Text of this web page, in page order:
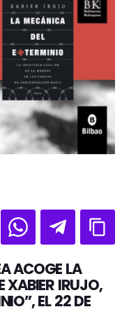
ACOGE LA
XABIER IRUJO,
EL 22 DE